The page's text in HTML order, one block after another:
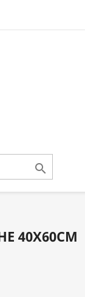

40X60CM